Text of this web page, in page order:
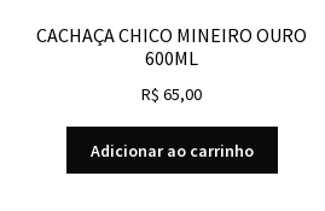
CACHAÇA CHICO MINEIRO OURO
600ML
R$ 65,00
Adicionar ao carrinho